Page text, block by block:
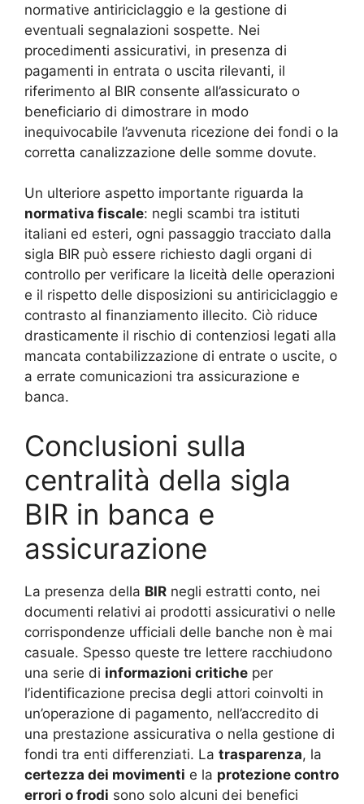
normative antiriciclaggio e la gestione di
eventuali segnalazioni sospette. Nei
procedimenti assicurativi, in presenza di
pagamenti in entrata o uscita rilevanti, il
riferimento al BIR consente all’assicurato o
beneficiario di dimostrare in modo
inequivocabile l’avvenuta ricezione dei fondi o la
corretta canalizzazione delle somme dovute.
Un ulteriore aspetto importante riguarda la
normativa fiscale: negli scambi tra istituti
italiani ed esteri, ogni passaggio tracciato dalla
sigla BIR può essere richiesto dagli organi di
controllo per verificare la liceità delle operazioni
e il rispetto delle disposizioni su antiriciclaggio e
contrasto al finanziamento illecito. Ciò riduce
drasticamente il rischio di contenziosi legati alla
mancata contabilizzazione di entrate o uscite, o
a errate comunicazioni tra assicurazione e
banca.
Conclusioni sulla
centralità della sigla
BIR in banca e
assicurazione
La presenza della BIR negli estratti conto, nei
documenti relativi ai prodotti assicurativi o nelle
corrispondenze ufficiali delle banche non è mai
casuale. Spesso queste tre lettere racchiudono
una serie di informazioni critiche per
l’identificazione precisa degli attori coinvolti in
un’operazione di pagamento, nell’accredito di
una prestazione assicurativa o nella gestione di
fondi tra enti differenziati. La trasparenza, la
certezza dei movimenti e la protezione contro
errori o frodi sono solo alcuni dei benefici